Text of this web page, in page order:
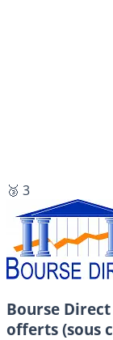
🥉 3
Bourse Direct
offerts (sous